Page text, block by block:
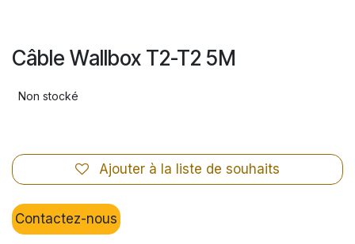
Câble Wallbox T2-T2 5M
Non stocké
Ajouter à la liste de souhaits
Contactez-nous